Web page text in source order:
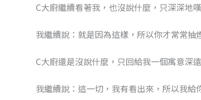
C大廚繼續看著我，也沒說什麼，只深深地
我繼續說：就是因為這樣，所以你才常常抽
C大廚還是沒說什麼，只回給我一個寓意深
我繼續說：這一切，我有看出來，所以我